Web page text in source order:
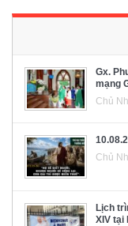
Gx.
mạng
Chủ
Chủ
Lịch
XIV tại